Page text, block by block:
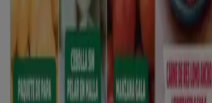
Las tiendas más cercanas